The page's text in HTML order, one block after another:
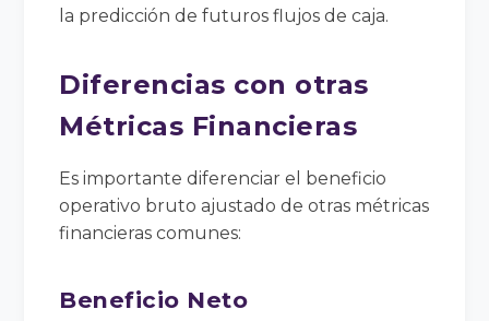
la predicción de futuros flujos de caja.
Diferencias con otras
Métricas Financieras
Es importante diferenciar el beneficio
operativo bruto ajustado de otras métricas
financieras comunes:
Beneficio Neto